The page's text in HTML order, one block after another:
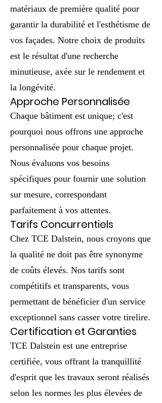
matériaux de première qualité pour
garantir la durabilité et l'esthétisme de
vos façades. Notre choix de produits
est le résultat d'une recherche
minutieuse, axée sur le rendement et
la longévité.
Approche Personnalisée
Chaque bâtiment est unique; c'est
pourquoi nous offrons une approche
personnalisée pour chaque projet.
Nous évaluons vos besoins
spécifiques pour fournir une solution
sur mesure, correspondant
parfaitement à vos attentes.
Tarifs Concurrentiels
Chez TCE Dalstein, nous croyons que
la qualité ne doit pas être synonyme
de coûts élevés. Nos tarifs sont
compétitifs et transparents, vous
permettant de bénéficier d'un service
exceptionnel sans casser votre tirelire.
Certification et Garanties
TCE Dalstein est une entreprise
certifiée, vous offrant la tranquillité
d'esprit que les travaux seront réalisés
selon les normes les plus élevées de